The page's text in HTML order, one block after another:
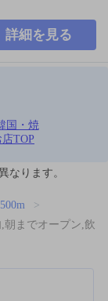
詳細を見る
国・焼
TOP
なります。
朝までオープン,飲